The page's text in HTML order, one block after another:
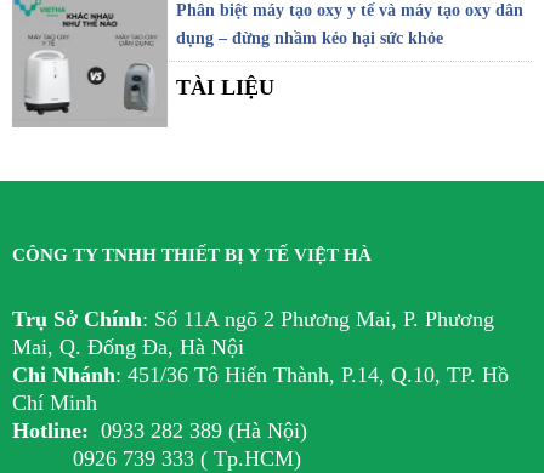
Phân biệt máy tạo oxy y tế và máy tạo oxy dân
dụng – đừng nhầm kẻo hại sức khỏe
TÀI LIỆU
CÔNG TY TNHH THIẾT BỊ Y TẾ VIỆT HÀ
Trụ Sở Chính: Số 11A ngõ 2 Phương Mai, P. Phương
Mai, Q. Đống Đa, Hà Nội
Chi Nhánh: 451/36 Tô Hiến Thành, P.14, Q.10, TP. Hồ
Chí Minh
Hotline: 0933 282 389 (Hà Nội)
0926 739 333 ( Tp.HCM)